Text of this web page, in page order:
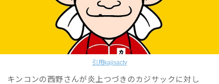
引用kajisactv
キンコンの西野さんが炎上つづきのカジサックに対し